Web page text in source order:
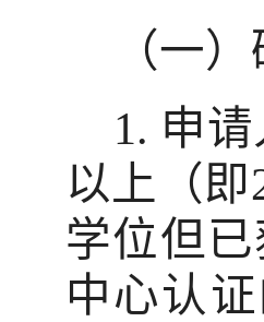
（一
1. 申
以上（即
学位但
中心认